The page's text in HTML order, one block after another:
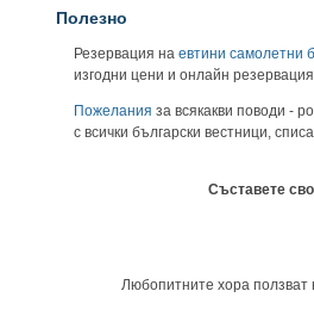
Полезно
Резервация на евтини самолетни
изгодни цени и онлайн
Пожелания за всякакви поводи -
с всички български вестници,
Съставете
Любопитните хора ползват